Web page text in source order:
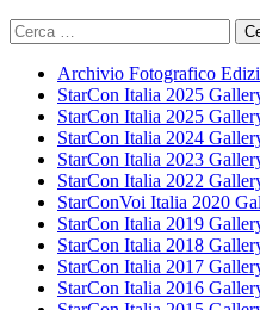
Ricerca
per:
Archivio Fotografico
StarCon Italia 2025
StarCon Italia 2025
StarCon Italia 2024
StarCon Italia 2023
StarCon Italia 2022
StarConVoi Italia 2020
StarCon Italia 2019
StarCon Italia 2018
StarCon Italia 2017
StarCon Italia 2016